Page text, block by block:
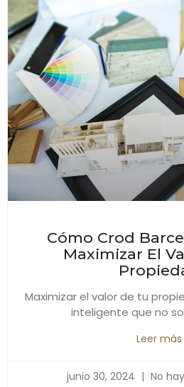
Cómo Crod
Maximizar El
Maximizar el valor de tu
inteligente que no
Leer más
junio 30, 2024 No